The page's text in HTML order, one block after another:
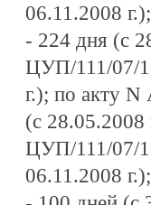
06.11.2008
- 224 дня (с
ЦУП/111/07/
г.); по акту
(с
ЦУП/111/07/
06.11.2008